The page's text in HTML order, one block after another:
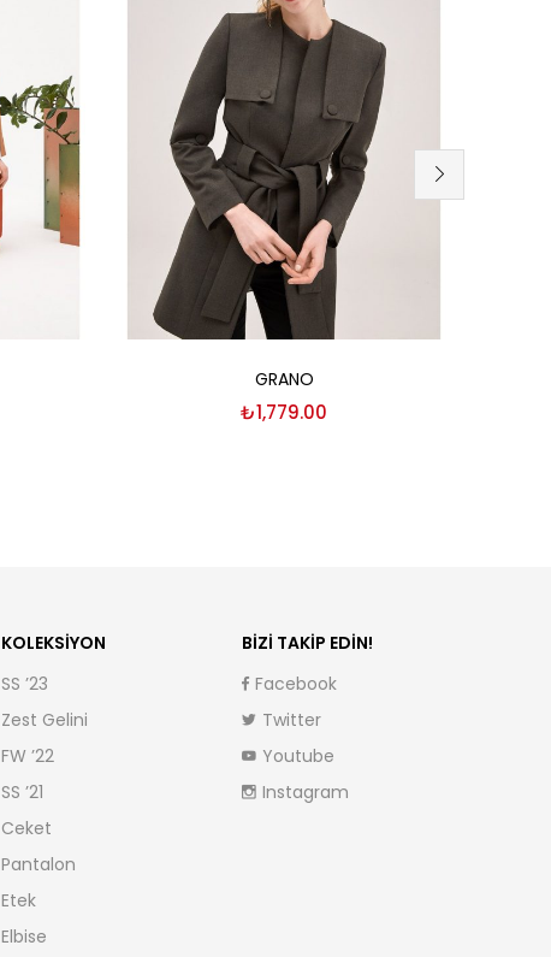
GRANO
₺1,779.00
KOLEKSIYON
SS ’23
Zest Gelini
FW ’22
SS ’21
Ceket
Pantalon
Etek
Elbise
BIZI TAKIP EDIN!
Facebook
Twitter
Youtube
Instagram